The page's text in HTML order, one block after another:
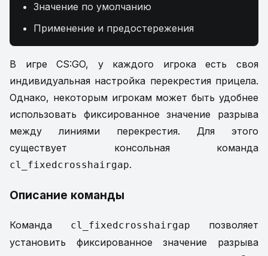
Значение по умолчанию
Применение и предостережения
В игре CS:GO, у каждого игрока есть своя
индивидуальная настройка перекрестия прицела.
Однако, некоторым игрокам может быть удобнее
использовать фиксированное значение разрыва
между линиями перекрестия. Для этого
существует консольная команда
cl_fixedcrosshairgap.
Описание команды
Команда cl_fixedcrosshairgap позволяет
установить фиксированное значение разрыва